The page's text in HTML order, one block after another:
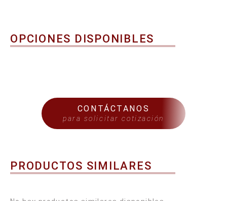
OPCIONES DISPONIBLES
CONTÁCTANOS
para solicitar cotización
PRODUCTOS SIMILARES